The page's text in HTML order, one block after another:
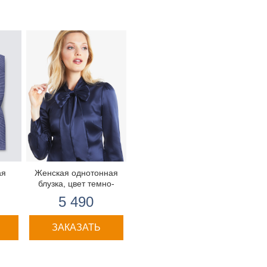
Женская однотонная
блузка, цвет темно-
шейный шарф, сатин.
5 490
ЗАКАЗАТЬ